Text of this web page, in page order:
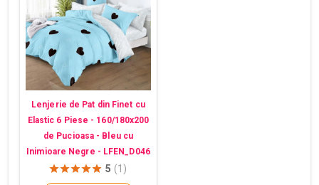
Lenjerie de Pat din Finet cu
Elastic 6 Piese - 160/180x200
de Pucioasa - Bleu cu
Inimioare Negre - LFEN_D046
5 (1)